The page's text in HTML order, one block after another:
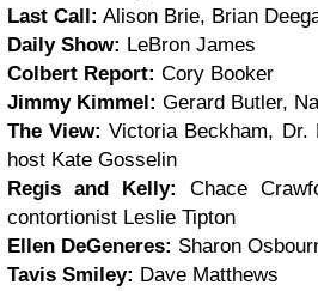
Last Call: Alison Brie, Brian
Daily Show: LeBron James
Colbert Report: Cory Booker
Jimmy Kimmel: Gerard Butler,
The View: Victoria Beckham, Dr.
host Kate Gosselin
Regis and Kelly:
Chace
contortionist Leslie Tipton
Ellen DeGeneres: Sharon
Tavis Smiley: Dave Matthews